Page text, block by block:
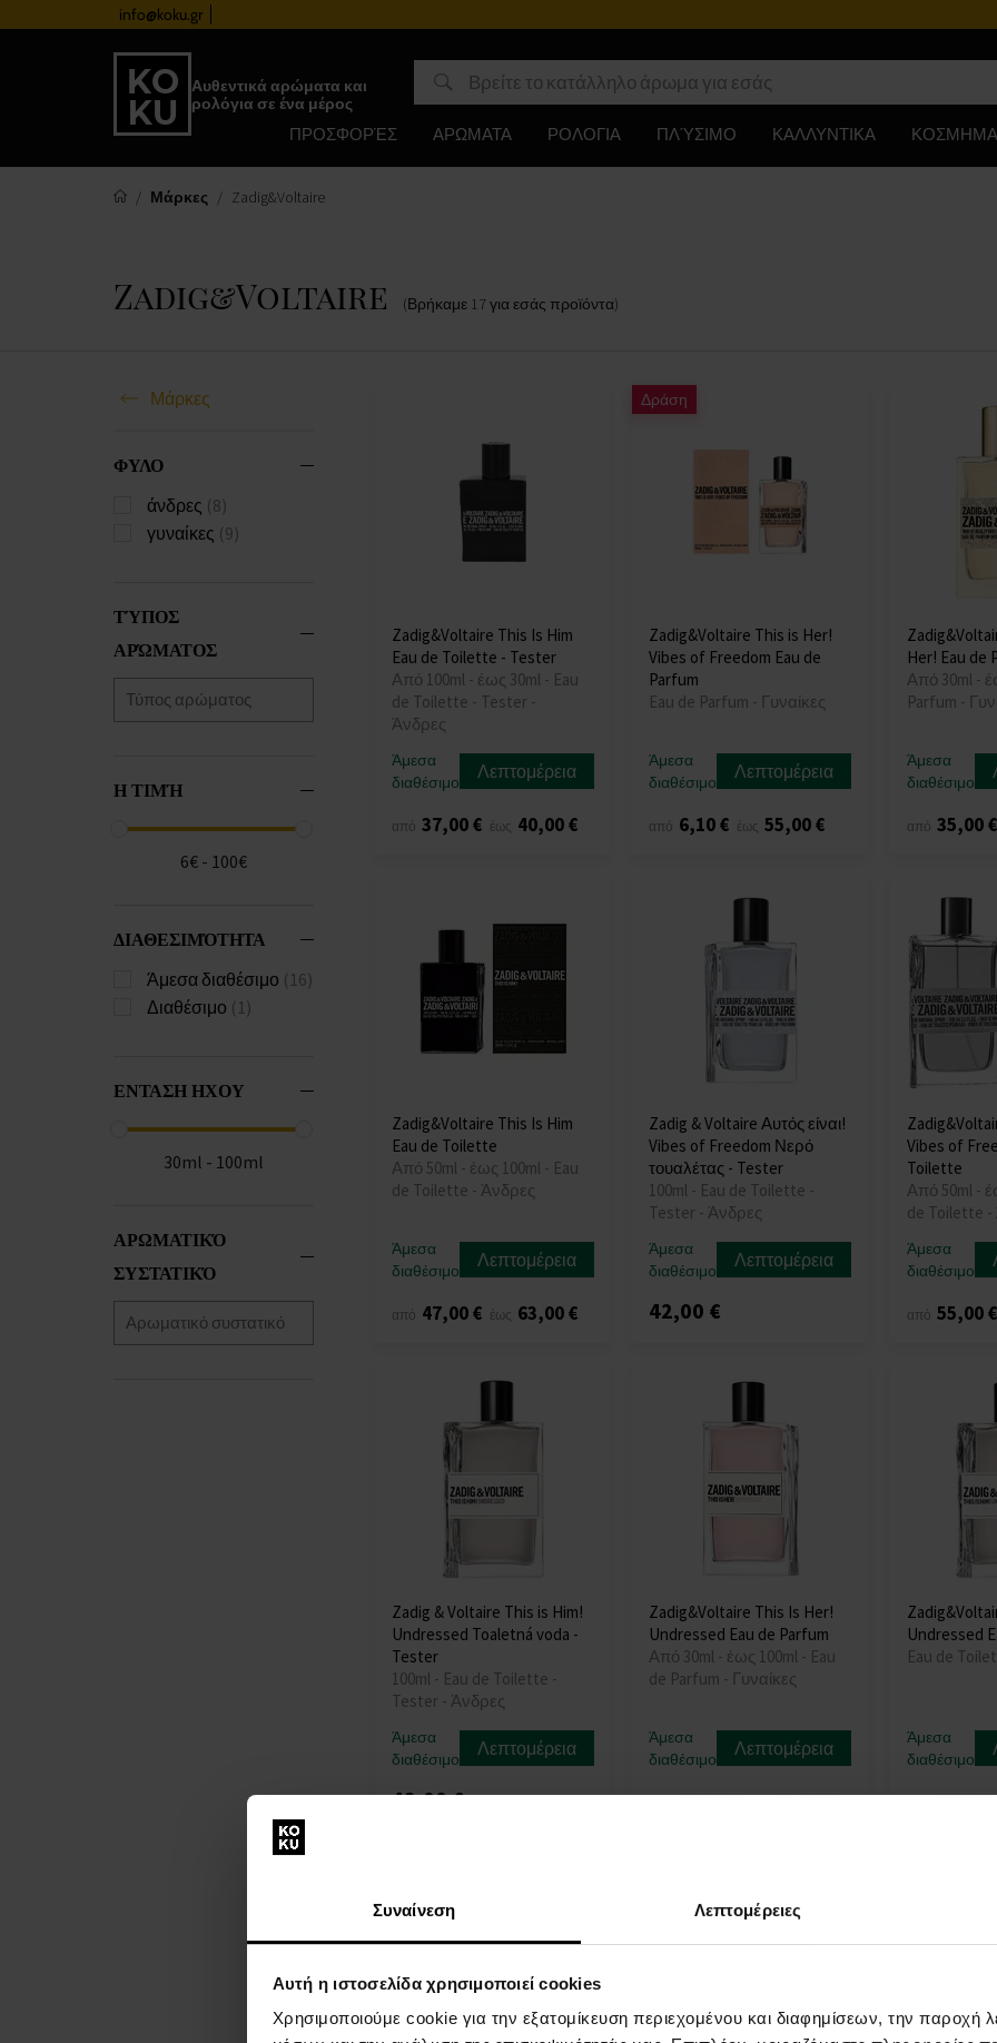
Συναίνεση Λεπτομέρειες
Αυτή η ιστοσελίδα χρησιμοποιεί cookies
Χρησιμοποιούμε cookie για την εξατομίκευση περιεχομένου και διαφημίσεων, την παροχή
info@koku.gr
Αυθεντικά αρώματα και
ρολόγια σε ένα μέρος
ΠΡΟΣΦΟΡΈΣ
ΑΡΩΜΑΤΑ ΡΟΛΟΓΙΑ ΠΛΎΣΙΜΟ ΚΑΛΛΥΝΤΙΚΑ
Μάρκες Zadig&Voltaire
Zadig&Voltaire (Βρήκαμε 17για εσάς προϊόντα)
Μάρκες
ΦΥΛΟ
άνδρες (8)
γυναίκες (9)
ΤΎΠΟΣ
ΑΡΏΜΑΤΟΣ
Η ΤΙΜΉ
6€ - 100€
ΔΙΑΘΕΣΙΜΌΤΗΤΑ
Άμεσα διαθέσιμο (16)
Διαθέσιμο (1)
ΕΝΤΑΣΗ ΗΧΟΥ
30ml - 100ml
ΑΡΩΜΑΤΙΚΌ
ΣΥΣΤΑΤΙΚΌ
Zadig&Voltaire This Is Him
Eau de Toilette - Tester
Από 100ml - έως 30ml - Eau
de Toilette - Tester -
Άνδρες
Άμεσα
διαθέσιμο
Λεπτομέρεια
από 37,00 € έως 40,00 €
Δράση
Zadig&Voltaire This is Her!
Vibes of Freedom Eau de
Parfum
Eau de Parfum - Γυναίκες
Άμεσα
διαθέσιμο
Λεπτομέρεια
από 6,10 € έως 55,00 €
Her! Eau de
Από 30ml -
Parfum -
Άμεσα
διαθέσιμο
από 35,00
Zadig&Voltaire This Is Him
Eau de Toilette
Από 50ml - έως 100ml - Eau
de Toilette - Άνδρες
Άμεσα
διαθέσιμο
Λεπτομέρεια
από 47,00 € έως 63,00 €
Zadig & Voltaire Αυτός είναι!
Vibes of Freedom Νερό
τουαλέτας - Tester
100ml - Eau de Toilette -
Tester - Άνδρες
Άμεσα
διαθέσιμο
Λεπτομέρεια
42,00 €
Vibes of
Toilette
Από 50ml -
de Toilette -
Άμεσα
διαθέσιμο
από 55,00
Zadig & Voltaire This is Him!
Undressed Toaletná voda -
Tester
100ml - Eau de Toilette -
Tester - Άνδρες
Άμεσα
διαθέσιμο
Λεπτομέρεια
48,00 €
Zadig&Voltaire This Is Her!
Undressed Eau de Parfum
Από 30ml - έως 100ml - Eau
de Parfum - Γυναίκες
Άμεσα
διαθέσιμο
Λεπτομέρεια
48,00 € 81,00 €
Undressed
Eau de
Άμεσα
διαθέσιμο
7,00 €